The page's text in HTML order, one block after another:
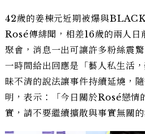
42歲的姜棟元近期被爆與
Rosé傳緋聞，相差16歲的兩人日
聚會，消息一出可讓許多粉絲震
一時間給出回應是「藝人私生活
昧不清的說法讓事件持續延燒，
明，表示：「今日關於Rosé戀情
實，請不要繼續擴散與事實無關的